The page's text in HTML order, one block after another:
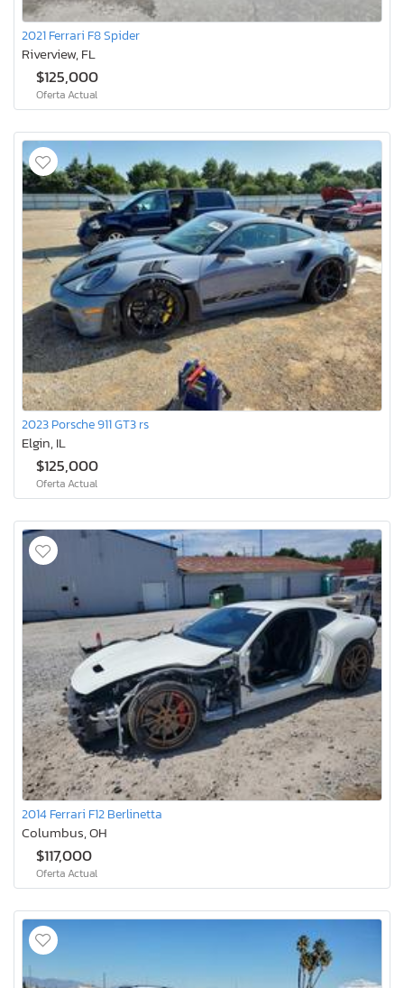
2021 Ferrari F8 Spider
Riverview, FL
$125,000
Oferta Actual
2023 Porsche 911 GT3 rs
Elgin, IL
$125,000
Oferta Actual
2014 Ferrari F12 Berlinetta
Columbus, OH
$117,000
Oferta Actual